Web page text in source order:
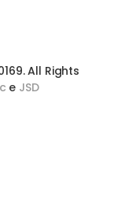
All Rights
e JSD